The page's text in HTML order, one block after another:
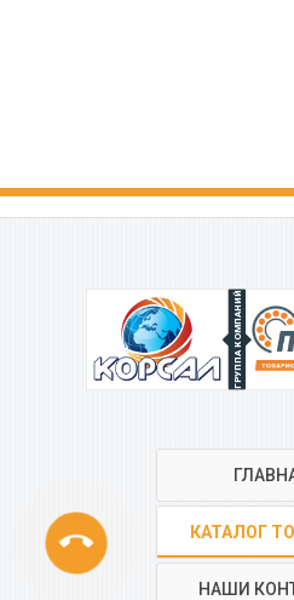
phone
ГРУППА КОМПАНИЙ
КАТАЛОГ
НАШИ